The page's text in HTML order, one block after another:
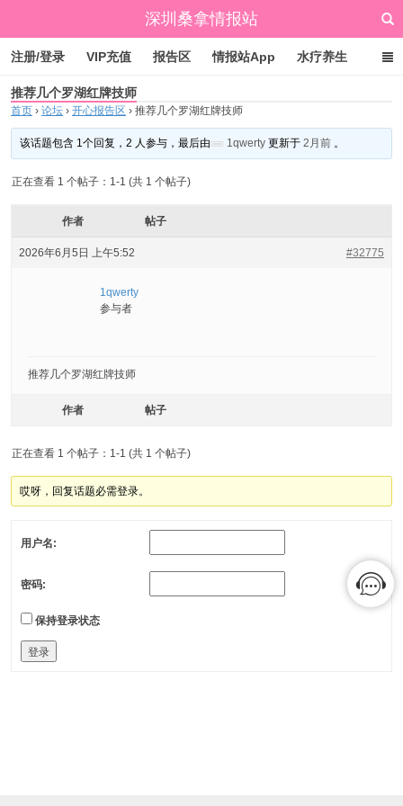
深圳桑拿情报站
注册/登录 VIP充值 报告区 情报站App 水疗养生
标签云 文章归档
推荐几个罗湖红牌技师
首页 › 论坛 › 开心报告区 › 推荐几个罗湖红牌技师
该话题包含 1个回复，2 人参与，最后由 1qwerty 更新于2月前 。
正在查看 1 个帖子：1-1 (共 1 个帖子)
作者 帖子
2026年6月5日 上午5:52 #32775
1qwerty
参与者
推荐几个罗湖红牌技师
作者 帖子
正在查看 1 个帖子：1-1 (共 1 个帖子)
哎呀，回复话题必需登录。
用户名:
密码:
保持登录状态
登录